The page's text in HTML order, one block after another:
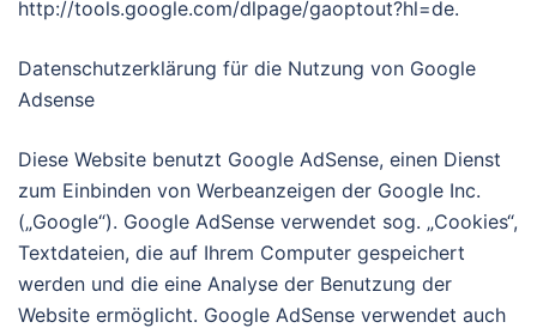
http://tools.google.com/dlpage/gaoptout?hl=de.
Datenschutzerklärung für die Nutzung von Google
Adsense
Diese Website benutzt Google AdSense, einen Dienst
zum Einbinden von Werbeanzeigen der Google Inc.
(„Google“). Google AdSense verwendet sog. „Cookies“,
Textdateien, die auf Ihrem Computer gespeichert
werden und die eine Analyse der Benutzung der
Website ermöglicht. Google AdSense verwendet auch